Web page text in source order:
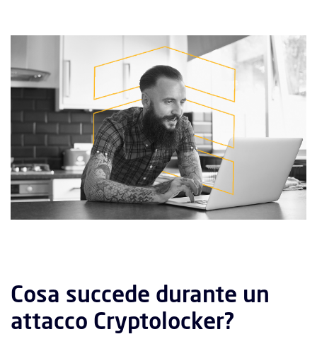
Cosa succede durante un
attacco Cryptolocker?